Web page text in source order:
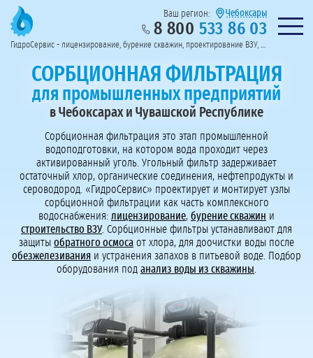
Предоставим полный пакет документов
Пригласить в тендер
Колл-центр на связи с 9:00 до 19:00
Перезвоните мне!
Ваш регион: Чебоксары
8 800 533 86 03 Нужна
ГидроСервис - лицензирование, бурение скважин, проектирование ВЗУ, системы водоподготовки
СОРБЦИОННАЯ ФИЛЬТРАЦИЯ
для промышленных предприятий
в Чебоксарах и Чувашской Республике
Сорбционная фильтрация это этап промышленной
водоподготовки, на котором вода проходит через
активированный уголь. Угольный фильтр задерживает
остаточный хлор, органические соединения, нефтепродукты и
сероводород. «ГидроСервис» проектирует и монтирует узлы
сорбционной фильтрации как часть комплексного
водоснабжения: лицензирование, бурение скважин и
строительство ВЗУ. Сорбционные фильтры устанавливают для
защиты обратного осмоса от хлора, для доочистки воды после
обезжелезивания и устранения запахов в питьевой воде. Подбор
оборудования под анализ воды из скважины